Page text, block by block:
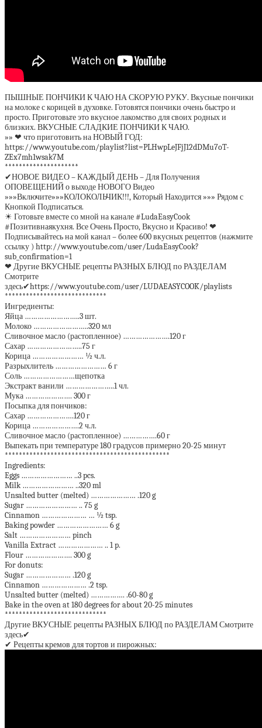
ПЫШНЫЕ ПОНЧИКИ К ЧАЮ НА СКОРУЮ РУКУ. Вкусные пончики
на молоке с корицей в духовке. Готовятся пончики очень быстро и
просто. Приготовьте это вкусное лакомство для своих родных и
близких. ВКУСНЫЕ СЛАДКИЕ ПОНЧИКИ К ЧАЮ.
»» ❤ что приготовить на НОВЫЙ ГОД:
https://www.youtube.com/playlist?list=PLHwpLeJFjJ12dDMu7oT-
ZEx7mh1wsak7M
*********************
✔НОВОЕ ВИДЕО – КАЖДЫЙ ДЕНЬ – Для Получения
ОПОВЕЩЕНИЙ о выходе НОВОГО Видео
»»»Включите»»»КОЛОКОЛЬЧИК!!!, Который Находится »»» Рядом с
Кнопкой Подписаться.
☀ Готовьте вместе со мной на канале #LudaEasyCook
#Позитивнаякухня. Все Очень Просто, Вкусно и Красиво! ❤
Подписывайтесь на мой канал – более 600 вкусных рецептов (нажмите
ссылку ) http://www.youtube.com/user/LudaEasyCook?
sub_confirmation=1
❤ Другие ВКУСНЫЕ рецепты РАЗНЫХ БЛЮД по РАЗДЕЛАМ
Смотрите
здесь✔https://www.youtube.com/user/LUDAEASYCOOK/playlists
*****************************
Ингредиенты:
Яйца ……………………..3 шт.
Молоко ……………………..320 мл
Сливочное масло (растопленное) ………………….120 г
Сахар ……………………..75 г
Корица …………………… ½ ч.л.
Разрыхлитель …………………… 6 г
Соль ……………………щепотка
Экстракт ванили …………………..1 чл.
Мука …………………. 300 г
Посыпка для пончиков:
Сахар ………………….120 г
Корица ………………….2 ч.л.
Сливочное масло (растопленное) …………….60 г
Выпекать при температуре 180 градусов примерно 20-25 минут
***********************************************
Ingredients:
Eggs …………………… ..3 pcs.
Milk …………………… ..320 ml
Unsalted butter (melted) ………………… .120 g
Sugar …………………… .. 75 g
Cinnamon ………………… … ½ tsp.
Baking powder …………………… 6 g
Salt …………………… pinch
Vanilla Extract ………………… .. 1 p.
Flour …………………. 300 g
For donuts:
Sugar ………………… .120 g
Cinnamon ………………… .2 tsp.
Unsalted butter (melted) ……………. .60-80 g
Bake in the oven at 180 degrees for about 20-25 minutes
*****************************
Другие ВКУСНЫЕ рецепты РАЗНЫХ БЛЮД по РАЗДЕЛАМ Смотрите
здесь✔
✔ Рецепты кремов для тортов и пирожных: